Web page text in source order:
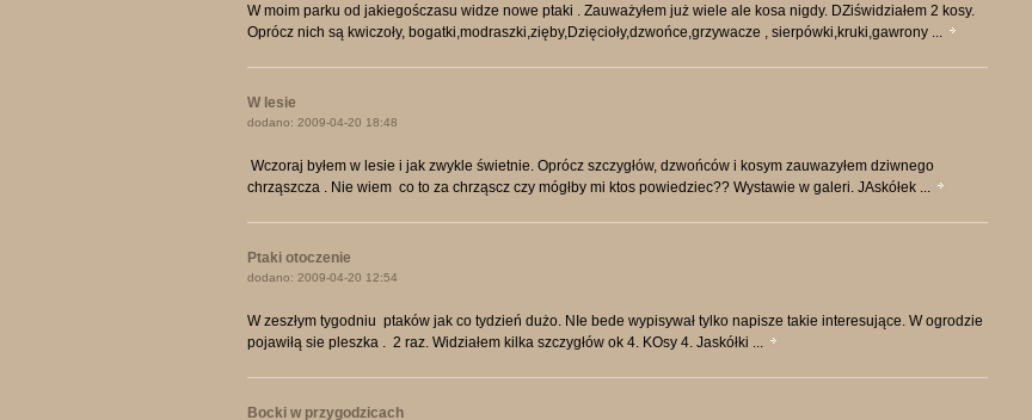
W moim parku od jakiegośczasu widze nowe ptaki . Zauważyłem już wiele ale kosa nigdy. DZiświdziałem 2 kosy.
Oprócz nich są kwiczoły, bogatki,modraszki,zięby,Dzięcioły,dzwońce,grzywacze , sierpówki,kruki,gawrony ...
W lesie
dodano: 2009-04-20 18:48
Wczoraj byłem w lesie i jak zwykle świetnie. Oprócz szczygłów, dzwońców i kosym zauwazyłem dziwnego
chrząszcza . Nie wiem co to za chrząscz czy mógłby mi ktos powiedziec?? Wystawie w galeri. JAskółek ...
Ptaki otoczenie
dodano: 2009-04-20 12:54
W zeszłym tygodniu ptaków jak co tydzień dużo. NIe bede wypisywał tylko napisze takie interesujące. W ogrodzie
pojawiłą sie pleszka . 2 raz. Widziałem kilka szczygłów ok 4. KOsy 4. Jaskółki ...
Bocki w przygodzicach